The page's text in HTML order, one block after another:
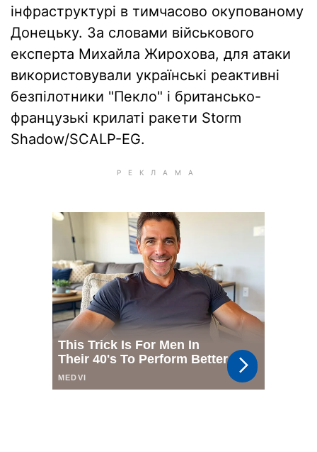
інфраструктурі в тимчасово окупованому
Донецьку. За словами військового
експерта Михайла Жирохова, для атаки
використовували українські реактивні
безпілотники "Пекло" і британсько-
французькі крилаті ракети Storm
Shadow/SCALP-EG.